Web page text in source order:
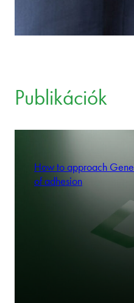
Publikációk
How to approach
of adhesion